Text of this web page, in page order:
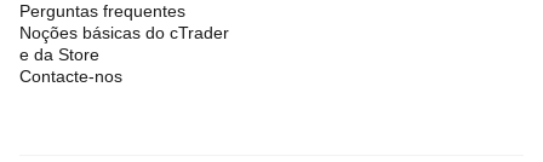
Perguntas frequentes
Noções básicas do cTrader
e da Store
Contacte-nos